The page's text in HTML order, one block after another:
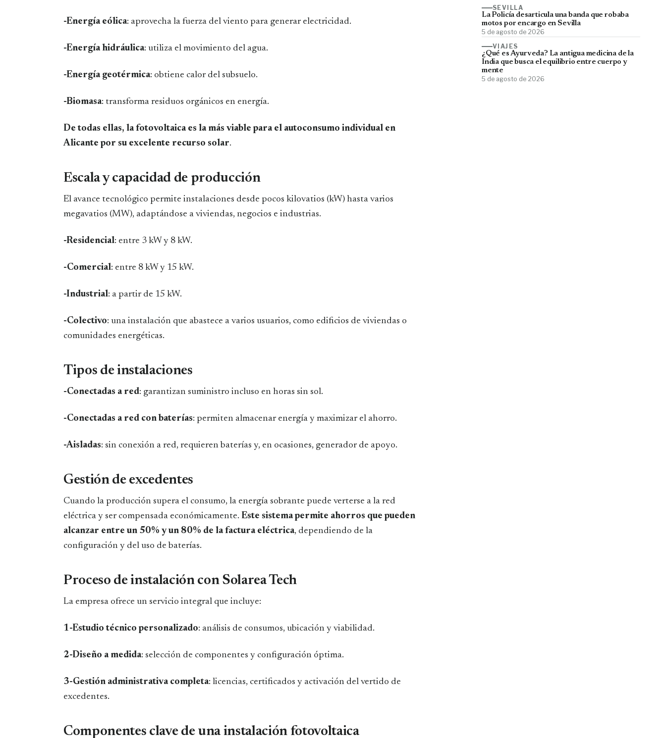
-Energía eólica: aprovecha la fuerza del viento para generar electricidad.
-Energía hidráulica: utiliza el movimiento del agua.
-Energía geotérmica: obtiene calor del subsuelo.
-Biomasa: transforma residuos orgánicos en energía.
De todas ellas, la fotovoltaica es la más viable para el autoconsumo individual en
Alicante por su excelente recurso solar.
Escala y capacidad de producción
El avance tecnológico permite instalaciones desde pocos kilovatios (kW) hasta varios
megavatios (MW), adaptándose a viviendas, negocios e industrias.
-Residencial: entre 3 kW y 8 kW.
-Comercial: entre 8 kW y 15 kW.
-Industrial: a partir de 15 kW.
-Colectivo: una instalación que abastece a varios usuarios, como edificios de viviendas o
comunidades energéticas.
Tipos de instalaciones
-Conectadas a red: garantizan suministro incluso en horas sin sol.
-Conectadas a red con baterías: permiten almacenar energía y maximizar el ahorro.
-Aisladas: sin conexión a red, requieren baterías y, en ocasiones, generador de apoyo.
Gestión de excedentes
Cuando la producción supera el consumo, la energía sobrante puede verterse a la red
eléctrica y ser compensada económicamente. Este sistema permite ahorros que pueden
alcanzar entre un 50% y un 80% de la factura eléctrica, dependiendo de la
configuración y del uso de baterías.
Proceso de instalación con Solarea Tech
La empresa ofrece un servicio integral que incluye:
1-Estudio técnico personalizado: análisis de consumos, ubicación y viabilidad.
2-Diseño a medida: selección de componentes y configuración óptima.
3-Gestión administrativa completa: licencias, certificados y activación del vertido de
excedentes.
Componentes clave de una instalación fotovoltaica
SEVILLA
La Policía desarticula una banda que robaba
motos por encargo en Sevilla
5 de agosto de 2026
VIAJES
¿Qué es Ayurveda? La antigua medicina de la
India que busca el equilibrio entre cuerpo y
mente
5 de agosto de 2026